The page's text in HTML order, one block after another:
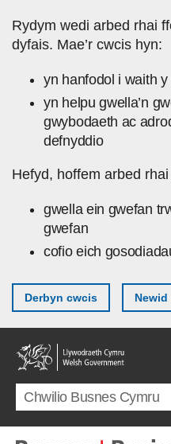
Rydym wedi arbed rhai
dyfais. Mae’r cwcis hyn:
yn hanfodol i waith y
yn helpu gwella’n
gwybodaeth ac
defnyddio
Hefyd, hoffem arbed
gwella ein gwefan
gwefan
cofio eich
Derbyn cwcis
Search term